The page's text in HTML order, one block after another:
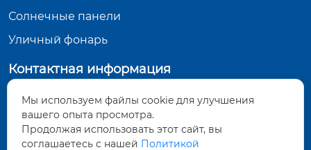
Солнечные панели
Уличный фонарь
Контактная информация
Китай, провинция Хунань, город Юэян, уезд
Юэян, посёлок Жунцзявань, улица Синжунлу,
микрорайон Наньцзе, сетевой район №2, дом
119, 4-й этаж
Мы используем файлы cookie для улучшения
вашего опыта просмотра.
Продолжая использовать этот сайт, вы
соглашаетесь с нашей Политикой